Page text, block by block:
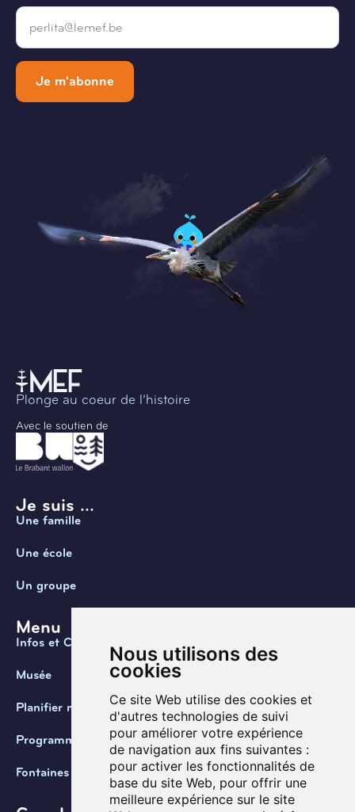
Nous utilisons des
cookies
Ce site Web utilise des cookies et
d'autres technologies de suivi
pour améliorer votre expérience
de navigation aux fins suivantes :
pour activer les fonctionnalités de
base du site Web, pour offrir une
meilleure expérience sur le site
Email
Je m'abonne
Plonge au coeur de l’histoire
Avec le soutien de
Je suis ...
Une famille
Une école
Un groupe
Menu
Infos et Contact
Musée
Planifier ma visite
Programmation
Fontaines de Belgique